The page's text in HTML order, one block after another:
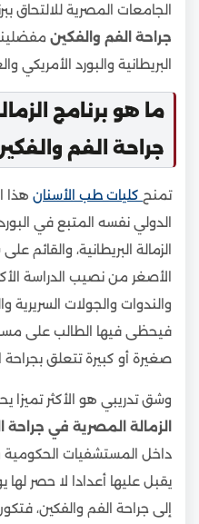
الجامعات المصرية للالتحاق
جراحة الفم والفكين
البريطانية والبورد الأمريكي
ما هو برنامج
جراحة الفم
تمنح كليات طب الأسنان هذا
الدولي نفسه المتبع في
الزمالة البريطانية،
الأصغر من نصيب الدراسة
والندوات والجولات السريرية
فيحظى فيها الطالب على
صغيرة أو كبيرة تتعلق بجراحة
وشق تدريبي هو الأكثر تميزا
الزمالة المصرية في جراحة
داخل المستشفيات الحكومية
يقبل عليها أعدادا لا حصر
إلى جراحة الفم والفكين،